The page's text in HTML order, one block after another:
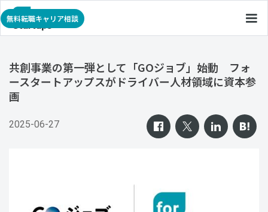
無料転職キャリア相談
共創事業の第一弾として「GOジョブ」始動 フォ
ースタートアップスがドライバー人材領域に資本参
画
2025-06-27